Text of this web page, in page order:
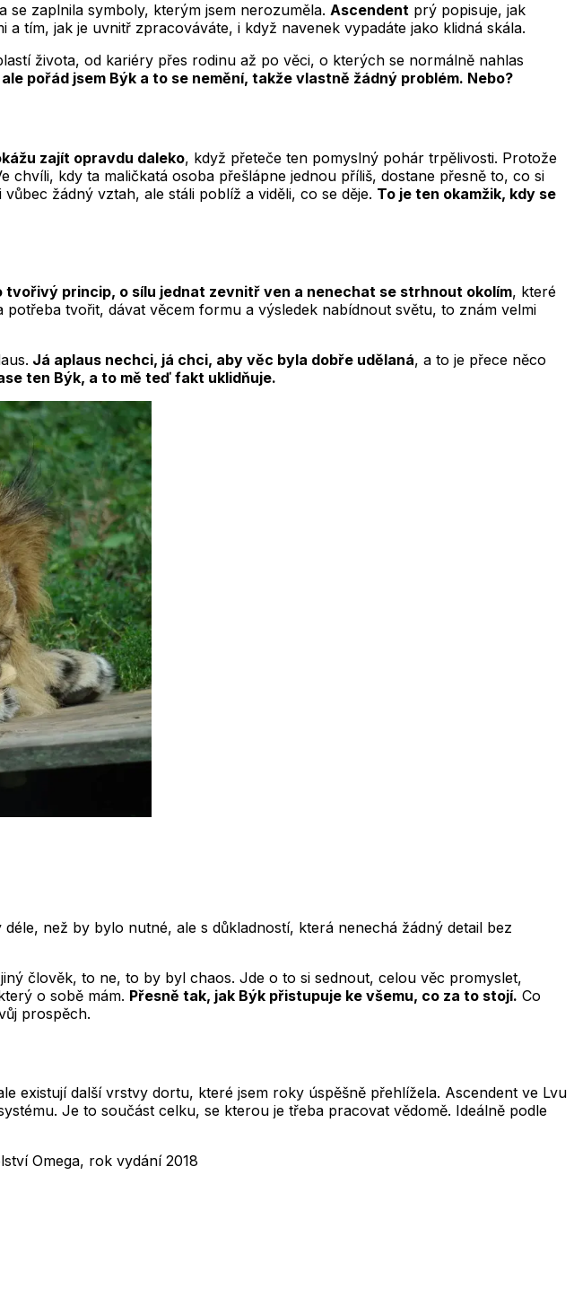
zaplnila symboly, kterým jsem nerozuměla. Ascendent prý popisuje, jak
tím, jak je uvnitř zpracováváte, i když navenek vypadáte jako klidná skála.
života, od kariéry přes rodinu až po věci, o kterých se normálně nahlas
pořád jsem Býk a to se nemění, takže vlastně žádný problém. Nebo?
zajít opravdu daleko, když přeteče ten pomyslný pohár trpělivosti. Protože
kdy ta maličkatá osoba přešlápne jednou příliš, dostane přesně to, co si
žádný vztah, ale stáli poblíž a viděli, co se děje. To je ten okamžik, kdy se
tvořivý princip, o sílu jednat zevnitř ven a nenechat se strhnout okolím, které
tvořit, dávat věcem formu a výsledek nabídnout světu, to znám velmi
Já aplaus nechci, já chci, aby věc byla dobře udělaná, a to je přece něco
ten Býk, a to mě teď fakt uklidňuje.
než by bylo nutné, ale s důkladností, která nenechá žádný detail bez
člověk, to ne, to by byl chaos. Jde o to si sednout, celou věc promyslet,
o sobě mám. Přesně tak, jak Býk přistupuje ke všemu, co za to stojí. Co
prospěch.
existují další vrstvy dortu, které jsem roky úspěšně přehlížela. Ascendent ve Lvu
Je to součást celku, se kterou je třeba pracovat vědomě. Ideálně podle
Omega, rok vydání 2018